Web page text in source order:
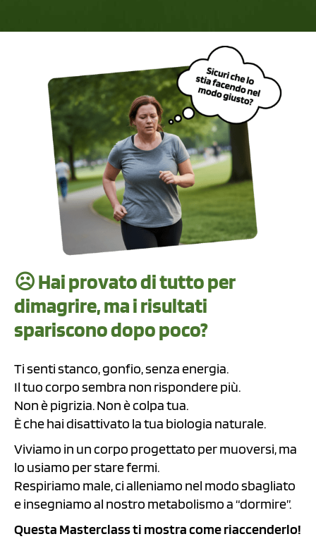
☹️ Hai provato di tutto per
dimagrire, ma i risultati
spariscono dopo poco?
Ti senti stanco, gonfio, senza energia.
Il tuo corpo sembra non rispondere più.
Non è pigrizia. Non è colpa tua.
È che hai disattivato la tua biologia naturale.
Viviamo in un corpo progettato per muoversi, ma
lo usiamo per stare fermi.
Respiriamo male, ci alleniamo nel modo sbagliato
e insegniamo al nostro metabolismo a “dormire”.
Questa Masterclass ti mostra come riaccenderlo!